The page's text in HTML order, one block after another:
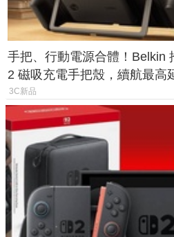
手把、行動電源合體！Belkin
2 磁吸充電手把殼，續航最高
倍
3C新品